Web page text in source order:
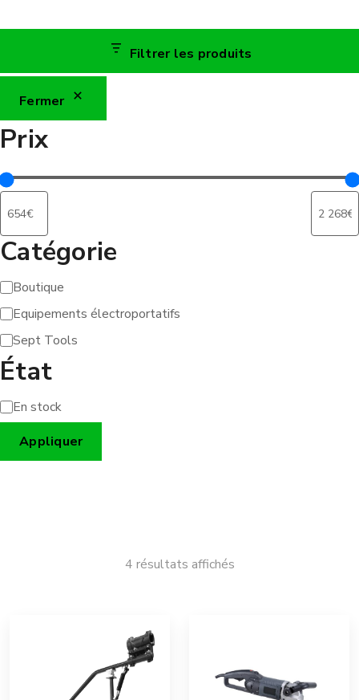
Filtrer les produits
Fermer
Prix
Catégorie
Catégorie
Boutique
Equipements électroportatifs
Sept Tools
État
ÉtatEn stock
Appliquer
4 résultats affichésTrié